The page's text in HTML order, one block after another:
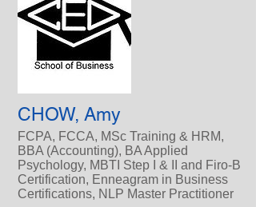
CHOW, Amy
FCPA, FCCA, MSc Training & HRM,
BBA (Accounting), BA Applied
Psychology, MBTI Step I & II and Firo-B
Certification, Enneagram in Business
Certifications, NLP Master Practitioner